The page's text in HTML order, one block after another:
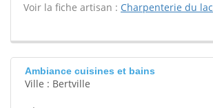
Voir la fiche artisan : Charpenterie du lac
Ambiance cuisines et bains
Ville : Bertville